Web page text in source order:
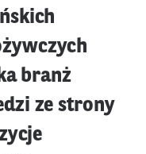
branż
ze strony